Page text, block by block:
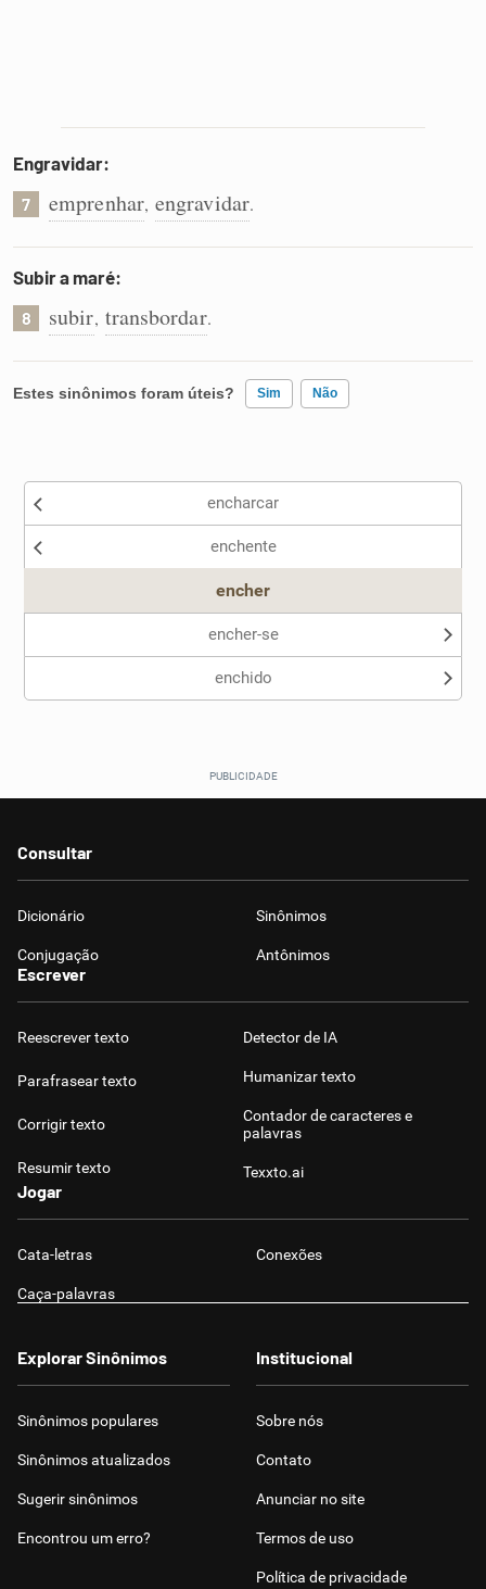
Engravidar:
7 emprenhar, engravidar.
Subir a maré:
8 subir, transbordar.
Estes sinônimos foram úteis? Sim Não
Nenhum dos sinônimos apresentados me ajudou
encharcar
enchente
encher
encher-se
enchido
Consultar
Dicionário Sinônimos
Conjugação Antônimos
Escrever
Reescrever texto
Parafrasear texto
Corrigir texto
Resumir texto
Detector de IA
Humanizar texto
Contador de caracteres e
palavras
Texxto.ai
Jogar
Cata-letras Conexões
Caça-palavras
Explorar Sinônimos
Sinônimos populares
Sinônimos atualizados
Sugerir sinônimos
Encontrou um erro?
Institucional
Sobre nós
Contato
Anunciar no site
Termos de uso
Política de privacidade